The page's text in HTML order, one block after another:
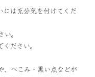
には充分気を付けてくだ
い。
ださい。
、へこみ・黒い点などが